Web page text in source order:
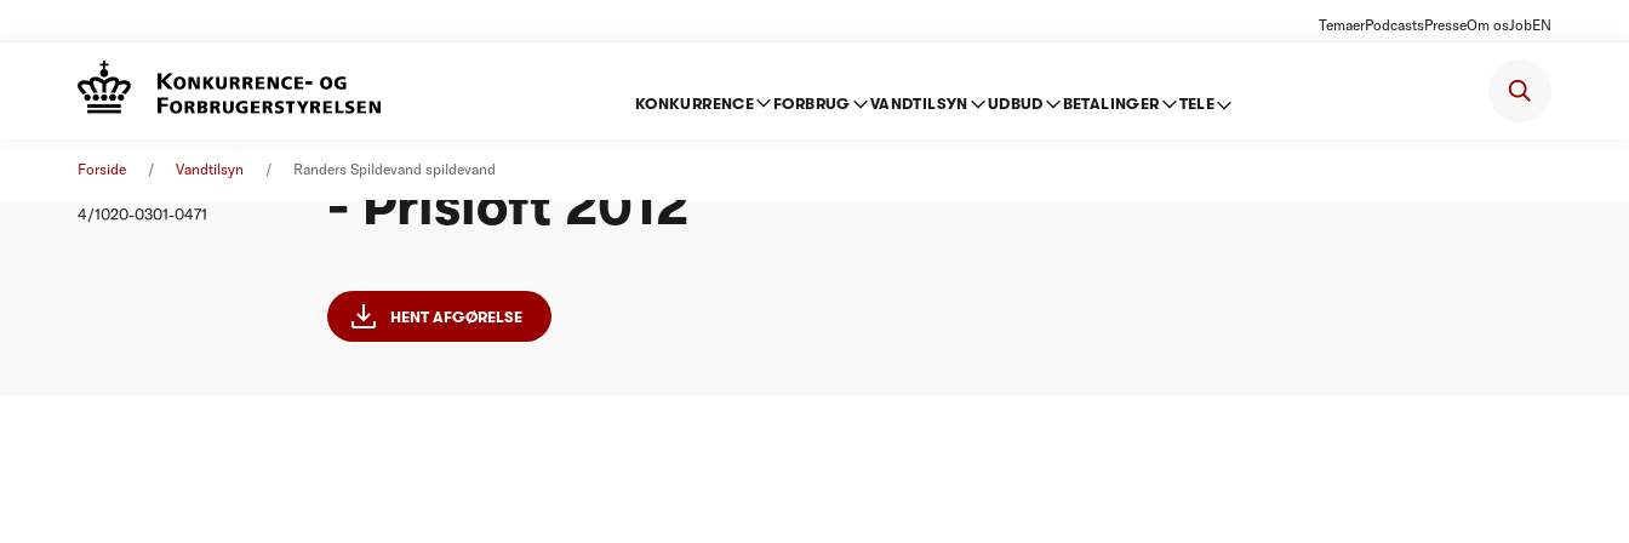
TemaerPodcastsPresseOm osJobEN
KONKURRENCE FORBRUG VANDTILSYN UDBUD BETALINGER TELE
Forside Vandtilsyn Randers Spildevand spildevand
4/1020-0301-0471
- Prisloft 2012
HENT AFGØRELSE